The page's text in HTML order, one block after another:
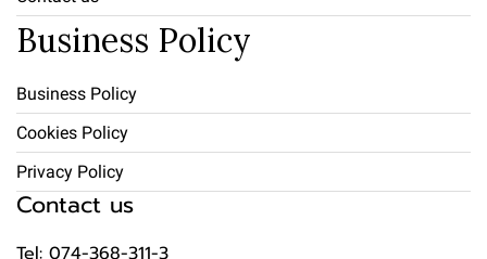
Business Policy
Business Policy
Cookies Policy
Privacy Policy
Contact us